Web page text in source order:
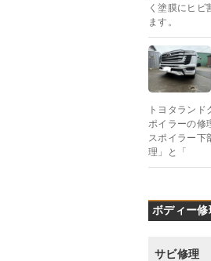
く塗膜にヒビ
ます。
トヨタラン
ポイラーの修
スポイラー下
理」と「
ボディー
サビ修理